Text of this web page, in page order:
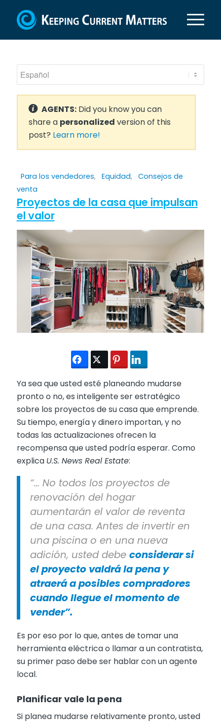
AGENTS:Did you know you can
share a personalized version of this
post? Learn more!
Para los vendedores, Equidad, Consejos de
venta
Proyectos de la casa que impulsan
el valor
Ya sea que usted esté planeando mudarse
pronto o no, es inteligente ser estratégico
sobre los proyectos de su casa que emprende.
Su tiempo, energía y dinero importan, y no
todas las actualizaciones ofrecen la
recompensa que usted podría esperar. Como
explica U.S. News Real Estate:
“… No todos los proyectos de
renovación del hogar
aumentarán el valor de reventa
de una casa. Antes de invertir en
una piscina o en una nueva
adición, usted debe considerar si
el proyecto valdrá la pena y
atraerá a posibles compradores
cuando llegue el momento de
vender”.
Es por eso por lo que, antes de tomar una
herramienta eléctrica o llamar a un contratista,
su primer paso debe ser hablar con un agente
local.
Planificar vale la pena
Si planea mudarse relativamente pronto, usted